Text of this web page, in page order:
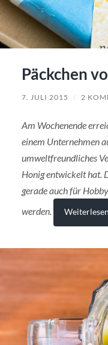
Päckchen
7. JULI 2015 / 2
Am Wochenende
einem Unternehmen
umweltfreundliches
Honig entwickelt hat.
gerade auch für
werden.
Weiterlesen